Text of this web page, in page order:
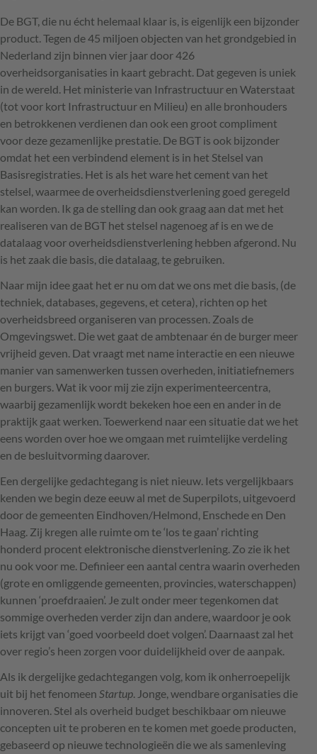
De BGT, die nu écht helemaal klaar is, is eigenlijk een bijzonder
product. Tegen de 45 miljoen objecten van het grondgebied in
Nederland zijn binnen vier jaar door 426
overheidsorganisaties in kaart gebracht. Dat gegeven is uniek
in de wereld. Het ministerie van Infrastructuur en Waterstaat
(tot voor kort Infrastructuur en Milieu) en alle bronhouders
en betrokkenen verdienen dan ook een groot compliment
voor deze gezamenlijke prestatie. De BGT is ook bijzonder
omdat het een verbindend element is in het Stelsel van
Basisregistraties. Het is als het ware het cement van het
stelsel, waarmee de overheidsdienstverlening goed geregeld
kan worden. Ik ga de stelling dan ook graag aan dat met het
realiseren van de BGT het stelsel nagenoeg af is en we de
datalaag voor overheidsdienstverlening hebben afgerond. Nu
is het zaak die basis, die datalaag, te gebruiken.
Naar mijn idee gaat het er nu om dat we ons met die basis, (de
techniek, databases, gegevens, et cetera), richten op het
overheidsbreed organiseren van processen. Zoals de
Omgevingswet. Die wet gaat de ambtenaar én de burger meer
vrijheid geven. Dat vraagt met name interactie en een nieuwe
manier van samenwerken tussen overheden, initiatiefnemers
en burgers. Wat ik voor mij zie zijn experimenteercentra,
waarbij gezamenlijk wordt bekeken hoe een en ander in de
praktijk gaat werken. Toewerkend naar een situatie dat we het
eens worden over hoe we omgaan met ruimtelijke verdeling
en de besluitvorming daarover.
Een dergelijke gedachtegang is niet nieuw. Iets vergelijkbaars
kenden we begin deze eeuw al met de Superpilots, uitgevoerd
door de gemeenten Eindhoven/Helmond, Enschede en Den
Haag. Zij kregen alle ruimte om te ‘los te gaan’ richting
honderd procent elektronische dienstverlening. Zo zie ik het
nu ook voor me. Definieer een aantal centra waarin overheden
(grote en omliggende gemeenten, provincies, waterschappen)
kunnen ‘proefdraaien’. Je zult onder meer tegenkomen dat
sommige overheden verder zijn dan andere, waardoor je ook
iets krijgt van ‘goed voorbeeld doet volgen’. Daarnaast zal het
over regio’s heen zorgen voor duidelijkheid over de aanpak.
Als ik dergelijke gedachtegangen volg, kom ik onherroepelijk
uit bij het fenomeen Startup . Jonge, wendbare organisaties die
innoveren. Stel als overheid budget beschikbaar om nieuwe
concepten uit te proberen en te komen met goede producten,
gebaseerd op nieuwe technologieën die we als samenleving